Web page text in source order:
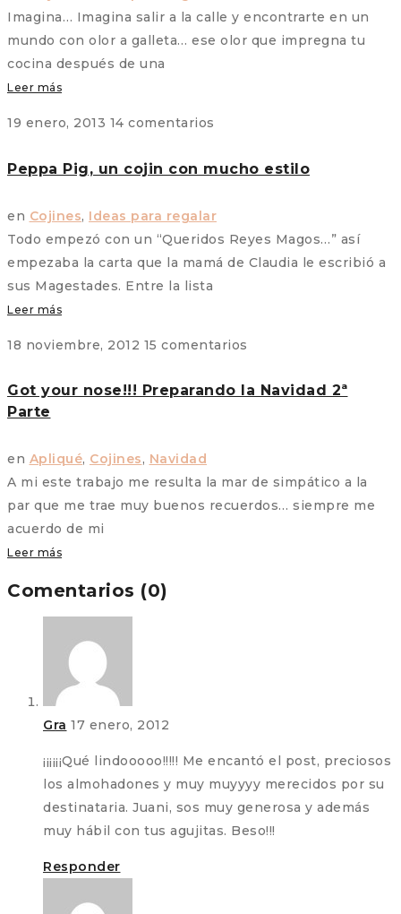
Imagina… Imagina salir a la calle y encontrarte en un
mundo con olor a galleta… ese olor que impregna tu
cocina después de una
Leer más
19 enero, 2013 14 comentarios
Peppa Pig, un cojin con mucho estilo
en Cojines, Ideas para regalar
Todo empezó con un “Queridos Reyes Magos…” así
empezaba la carta que la mamá de Claudia le escribió a
sus Magestades. Entre la lista
Leer más
18 noviembre, 2012 15 comentarios
Got your nose!!! Preparando la Navidad 2ª
Parte
en Apliqué, Cojines, Navidad
A mi este trabajo me resulta la mar de simpático a la
par que me trae muy buenos recuerdos… siempre me
acuerdo de mi
Leer más
Comentarios (0)
Gra 17 enero, 2012
¡¡¡¡¡¡Qué lindooooo!!!!! Me encantó el post, preciosos
los almohadones y muy muyyyy merecidos por su
destinataria. Juani, sos muy generosa y además
muy hábil con tus agujitas. Beso!!!
Responder